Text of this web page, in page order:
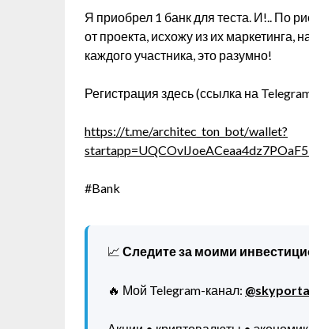
Я приобрел 1 банк для теста. И!.. По
от проекта, исхожу из их маркетинга,
каждого участника, это разумно!
Регистрация здесь (ссылка на
https://t.me/architec_ton_bot/wallet?
#Bank
📈 Следите за моими
🔥 Мой Telegram-канал: